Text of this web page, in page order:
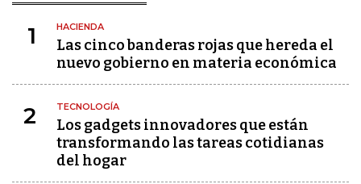
1 HACIENDA
Las cinco banderas rojas que hereda el
nuevo gobierno en materia económica
2 TECNOLOGÍA
Los gadgets innovadores que están
transformando las tareas cotidianas
del hogar